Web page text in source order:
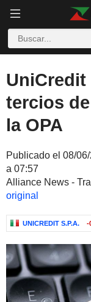
tercios
la OPA
Publicado el 08/
a 07:57
Alliance News -
original
UNICREDIT S.P.A. -